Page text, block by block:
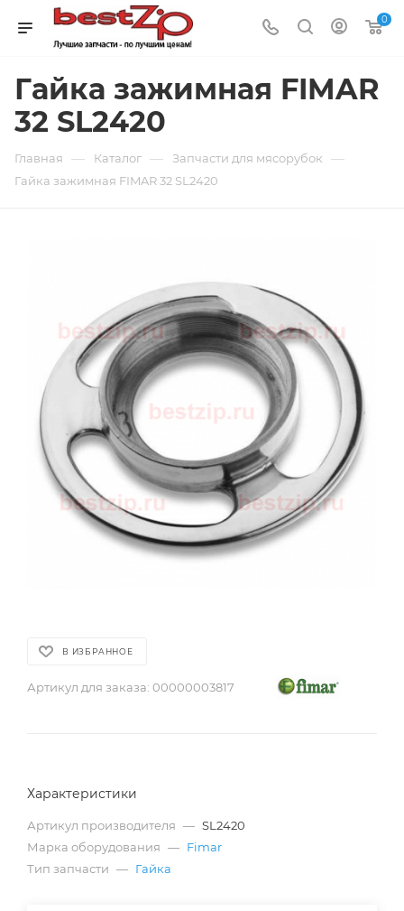
0
Гайка зажимная FIMAR
32 SL2420
Главная — Каталог — Запчасти для мясорубок —
Гайка зажимная FIMAR 32 SL2420
В ИЗБРАННОЕ
Артикул для заказа: 00000003817
Характеристики
Артикул производителя — SL2420
Марка оборудования — Fimar
Тип запчасти — Гайка